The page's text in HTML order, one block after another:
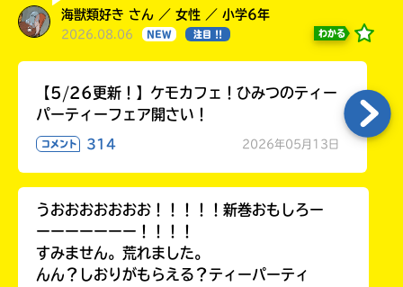
海獣類好き さん ／ 女性 ／ 小学6年
2026.08.06 NEW 注目 !! わかる
【5/26更新！】ケモカフェ！ひみつのティー
パーティーフェア開さい！
コメント 314 2026年05月13日
うおおおおおおお！！！！！新巻おもしろー
ーーーーーーー！！！！
すみません。荒れました。
んん？しおりがもらえる？ティーパーティ